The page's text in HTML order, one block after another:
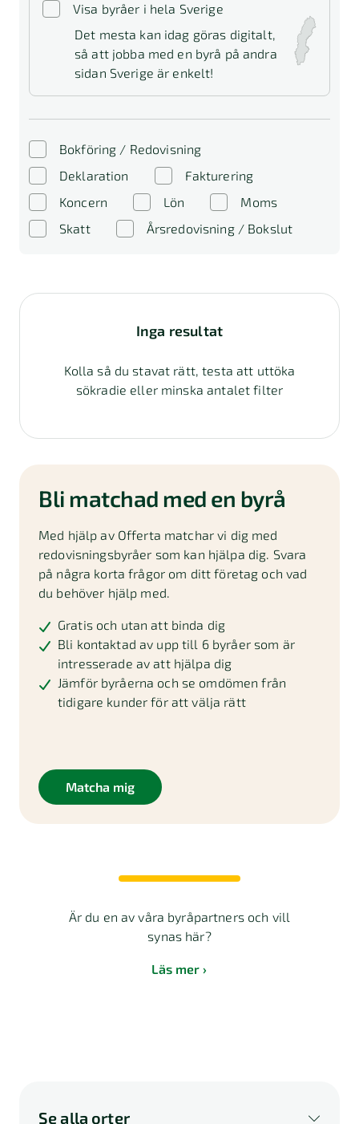
Visa byråer i hela Sverige
Det mesta kan idag göras digitalt,
så att jobba med en byrå på andra
sidan Sverige är enkelt!
Bokföring / Redovisning
Deklaration
Fakturering
Koncern
Lön
Moms
Skatt
Årsredovisning / Bokslut
Inga resultat
Kolla så du stavat rätt, testa att uttöka
sökradie eller minska antalet filter
Bli matchad med en byrå
Med hjälp av Offerta matchar vi dig med
redovisningsbyråer som kan hjälpa dig. Svara
på några korta frågor om ditt företag och vad
du behöver hjälp med.
Gratis och utan att binda dig
Bli kontaktad av upp till 6 byråer som är
intresserade av att hjälpa dig
Jämför byråerna och se omdömen från
tidigare kunder för att välja rätt
Matcha mig
Är du en av våra byråpartners och vill
synas här?
Läs mer
Se alla orter